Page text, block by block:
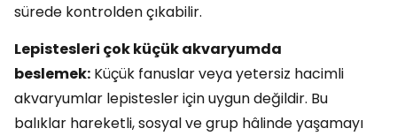
sürede kontrolden çıkabilir.
Lepistesleri çok küçük akvaryumda
beslemek: Küçük fanuslar veya yetersiz hacimli
akvaryumlar lepistesler için uygun değildir. Bu
balıklar hareketli, sosyal ve grup hâlinde yaşamayı